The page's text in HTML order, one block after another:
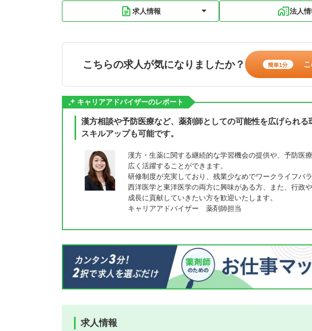
求人情報 法人情
こちらの求人が気になりましたか？ 簡単1分
キャリアアドバイザーのレポート
漢方相談や予防医療など、薬剤師としての可能性を広げられる
スキルアップも可能です。
漢方・生薬に関する継続的な学習機会の提供や、予防医
広く活躍することができます。
研修制度が充実しており、残業少なめでワークライフバ
西洋医学と東洋医学の両方に興味がある方、また、行政
成長に貢献していきたい方を歓迎いたします。
キャリアアドバイザー 薬剤師担当
求人情報